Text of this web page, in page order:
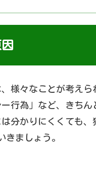
様々なことが考え
行為」など、きち
分かりにくくても
きましょう。